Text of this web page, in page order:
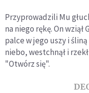
Przyprowadzili Mu
na niego rękę. On wziął
palce w jego uszy i
niebo, westchnął i
"Otwórz się".